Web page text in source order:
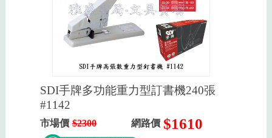
SDI手牌多功能重力型訂書機240張
#1142
市場價 $2300 網路價 $1610